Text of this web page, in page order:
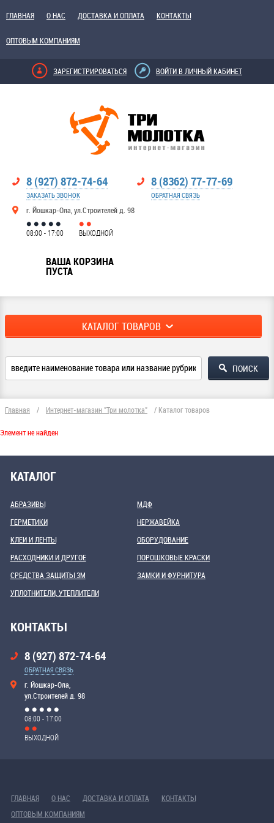
ГЛАВНАЯ О НАС ДОСТАВКА И ОПЛАТА КОНТАКТЫ
ОПТОВЫМ КОМПАНИЯМ
ЗАРЕГИСТРИРОВАТЬСЯ ВОЙТИ В ЛИЧНЫЙ КАБИНЕТ
8 (927) 872-74-64
ЗАКАЗАТЬ ЗВОНОК
г. Йошкар-Ола, ул.Строителей д. 98
8 (8362) 77-77-69
ОБРАТНАЯ СВЯЗЬ
08:00 - 17:00 ВЫХОДНОЙ
ВАША КОРЗИНА
ПУСТА
КАТАЛОГ ТОВАРОВ
Главная / Интернет-магазин "Три молотка" / Каталог товаров
Элемент не найден
КАТАЛОГ
АБРАЗИВЫ
ГЕРМЕТИКИ
КЛЕИ И ЛЕНТЫ
МДФ
НЕРЖАВЕЙКА
ОБОРУДОВАНИЕ
РАСХОДНИКИ И ДРУГОЕ
СРЕДСТВА ЗАЩИТЫ 3М
УПЛОТНИТЕЛИ, УТЕПЛИТЕЛИ
ПОРОШКОВЫЕ КРАСКИ
ЗАМКИ И ФУРНИТУРА
КОНТАКТЫ
8 (927) 872-74-64
ОБРАТНАЯ СВЯЗЬ
г. Йошкар-Ола,
ул.Строителей д. 98
08:00 - 17:00
ВЫХОДНОЙ
ГЛАВНАЯ О НАС ДОСТАВКА И ОПЛАТА
КОНТАКТЫ
ОПТОВЫМ КОМПАНИЯМ